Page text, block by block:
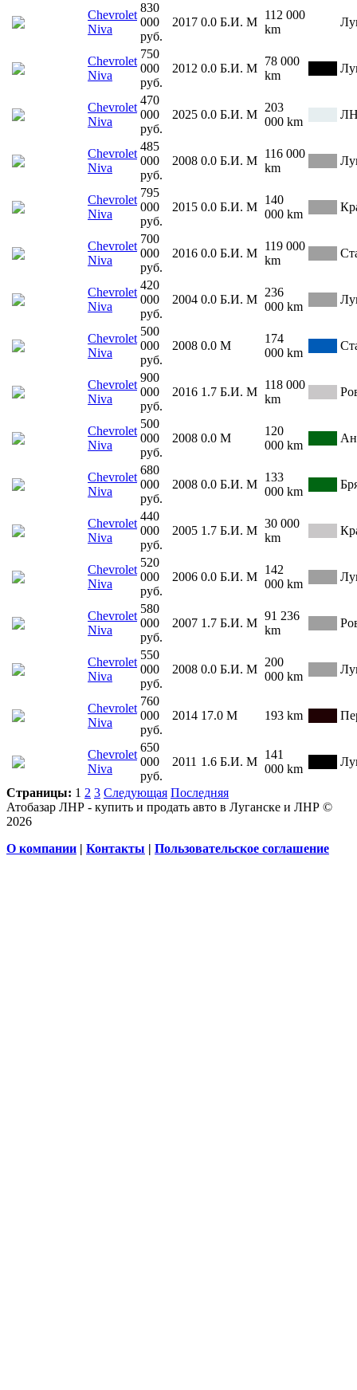
Chevrolet
Niva
830
000
руб.
2017 0.0 Б.И. М
112 000
km
Chevrolet
Niva
750
000
руб.
2012 0.0 Б.И. М
78 000
km
Chevrolet
Niva
470
000
руб.
2025 0.0 Б.И. М
203
000 km
Chevrolet
Niva
485
000
руб.
2008 0.0 Б.И. М
116 000
km
Chevrolet
Niva
795
000
руб.
2015 0.0 Б.И. М
140
000 km
Chevrolet
Niva
700
000
руб.
2016 0.0 Б.И. М
119 000
km
Chevrolet
Niva
420
000
руб.
2004 0.0 Б.И. М
236
000 km
Chevrolet
Niva
500
000
руб.
2008 0.0 М
174
000 km
Chevrolet
Niva
900
000
руб.
2016 1.7 Б.И. М
118 000
km
Chevrolet
Niva
500
000
руб.
2008 0.0 М
120
000 km
Chevrolet
Niva
680
000
руб.
2008 0.0 Б.И. М
133
000 km
Chevrolet
Niva
440
000
руб.
2005 1.7 Б.И. М
30 000
km
Chevrolet
Niva
520
000
руб.
2006 0.0 Б.И. М
142
000 km
Chevrolet
Niva
580
000
руб.
2007 1.7 Б.И. М
91 236
km
Chevrolet
Niva
550
000
руб.
2008 0.0 Б.И. М
200
000 km
Chevrolet
Niva
760
000
руб.
2014 17.0 М 193 km
Chevrolet
Niva
650
000
руб.
2011 1.6 Б.И. М
141
000 km
Страницы: 1 2 3 Следующая Последняя
Атобазар ЛНР - купить и продать авто в Луганске и ЛНР ©
2026
О компании | Контакты | Пользовательское соглашение